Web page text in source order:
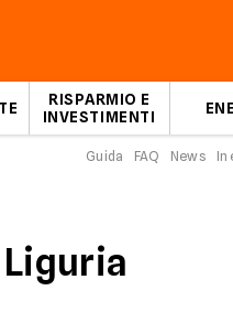
RISPARMIO E
INVESTIMENTI
Guida FAQ News In